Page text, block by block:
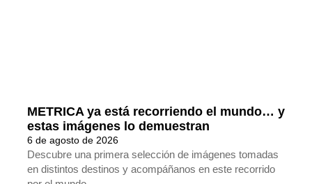
METRICA ya está recorriendo el mundo… y
estas imágenes lo demuestran
6 de agosto de 2026
Descubre una primera selección de imágenes tomadas
en distintos destinos y acompáñanos en este recorrido